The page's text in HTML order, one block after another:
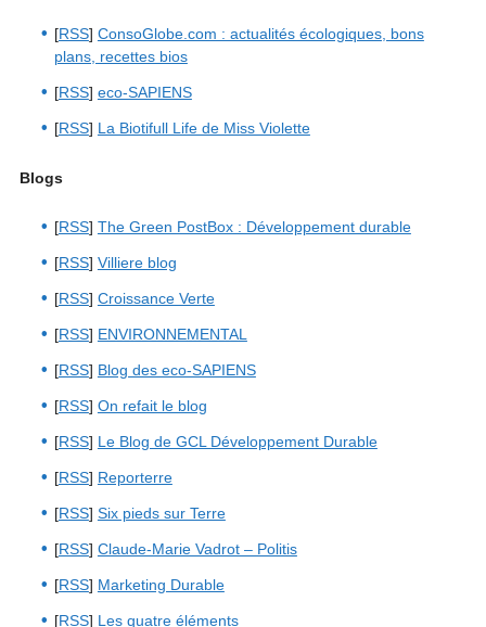
[RSS] ConsoGlobe.com : actualités écologiques, bons
plans, recettes bios
[RSS] eco-SAPIENS
[RSS] La Biotifull Life de Miss Violette
Blogs
[RSS] The Green PostBox : Développement durable
[RSS] Villiere blog
[RSS] Croissance Verte
[RSS] ENVIRONNEMENTAL
[RSS] Blog des eco-SAPIENS
[RSS] On refait le blog
[RSS] Le Blog de GCL Développement Durable
[RSS] Reporterre
[RSS] Six pieds sur Terre
[RSS] Claude-Marie Vadrot – Politis
[RSS] Marketing Durable
[RSS] Les quatre éléments